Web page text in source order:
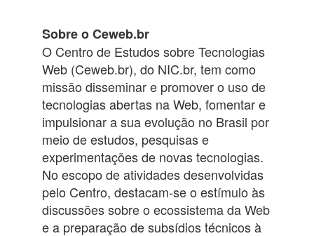
Sobre o Ceweb.br
O Centro de Estudos sobre Tecnologias
Web (Ceweb.br), do NIC.br, tem como
missão disseminar e promover o uso de
tecnologias abertas na Web, fomentar e
impulsionar a sua evolução no Brasil por
meio de estudos, pesquisas e
experimentações de novas tecnologias.
No escopo de atividades desenvolvidas
pelo Centro, destacam-se o estímulo às
discussões sobre o ecossistema da Web
e a preparação de subsídios técnicos à